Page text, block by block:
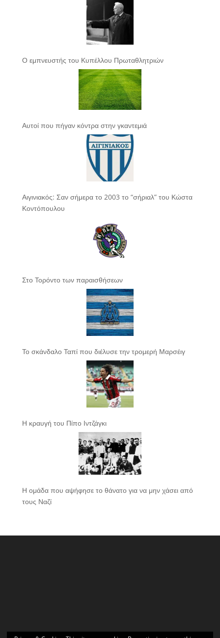
Ο εμπνευστής του Κυπέλλου Πρωταθλητριών
Αυτοί που πήγαν κόντρα στην γκαντεμιά
Αιγινιακός: Σαν σήμερα το 2003 το “σήριαλ” του Κώστα
Κοντόπουλου
Στο Τορόντο των παραισθήσεων
Το σκάνδαλο Ταπί που διέλυσε την τρομερή Μαρσέιγ
Η κραυγή του Πίπο Ιντζάγκι
Η ομάδα που αψήφησε το θάνατο για να μην χάσει από
τους Ναζί